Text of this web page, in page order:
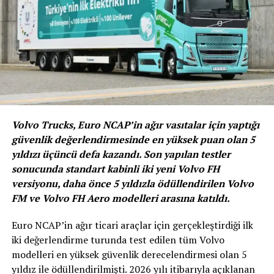
kredilerinde elini taşın altına koyarak faizlerde indirim
yapmalı.” ifadelerini kullandı.
BENZER İÇERIKLER
UP NEXT
Volkswagen Otomobil Başına 3 Bin Euro “Hileli Yazılım”
Tazminatı Ödeyecek
DON'T MISS
OSS Derneği, Yılın İkinci Çeyreğini Değerlendirdi!
Volvo Trucks, Euro NCAP’in ağır vasıtalar için yaptığı
güvenlik değerlendirmesinde en yüksek puan olan 5
yıldızı üçüncü defa kazandı. Son yapılan testler
sonucunda standart kabinli iki yeni Volvo FH
versiyonu, daha önce 5 yıldızla ödüllendirilen Volvo
FM ve Volvo FH Aero modelleri arasına katıldı.
Euro NCAP’in ağır ticari araçlar için gerçekleştirdiği ilk
iki değerlendirme turunda test edilen tüm Volvo
modelleri en yüksek güvenlik derecelendirmesi olan 5
yıldız ile ödüllendirilmişti. 2026 yılı itibarıyla açıklanan